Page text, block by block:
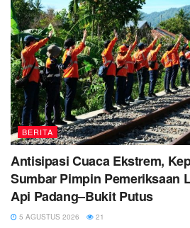
BERITA
Antisipasi Cuaca Ekstrem,
Sumbar Pimpin Pemeriksaan
Api Padang–Bukit Putus
5 AGUSTUS 2026 21